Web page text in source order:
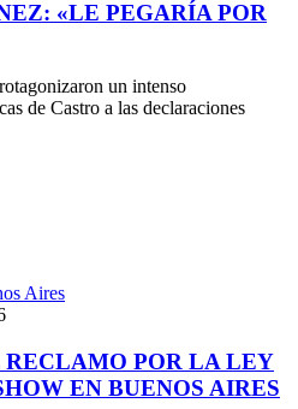
«LE PEGARÍA POR
un intenso
de Castro a las declaraciones
RECLAMO POR LA LEY
EN BUENOS AIRES